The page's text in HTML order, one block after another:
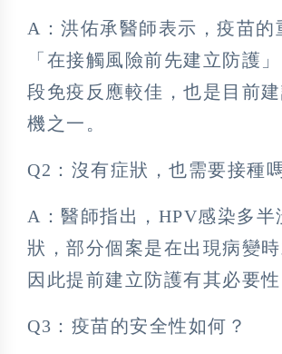
A：洪佑承醫師表示，疫苗的
「在接觸風險前先建立防護
段免疫反應較佳，也是目前
機之一。
Q2：沒有症狀，也需要接種
A：醫師指出，HPV感染多半
狀，部分個案是在出現病變時
因此提前建立防護有其必要性
Q3：疫苗的安全性如何？